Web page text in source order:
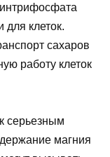
для клеток.
сахаров
работу клеток
серьезным
магния